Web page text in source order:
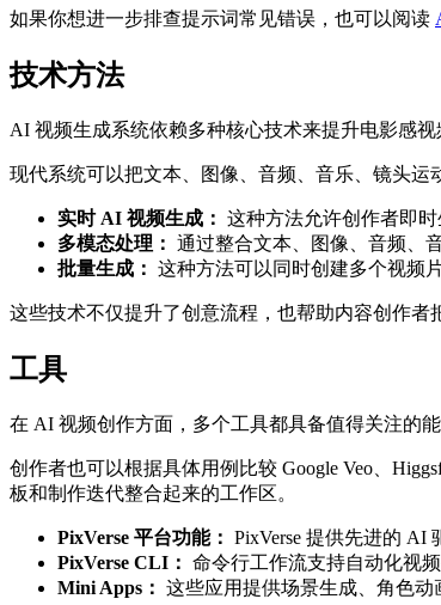
如果你想进一步排查提示词常见错误，也可以阅读
技术方法
AI 视频生成系统依赖多种核心技术来提升电影感
现代系统可以把文本、图像、音频、音乐、镜头运
实时 AI 视频生成： 这种方法允许创作者即
多模态处理： 通过整合文本、图像、音频、
批量生成： 这种方法可以同时创建多个视频
这些技术不仅提升了创意流程，也帮助内容创作者
工具
在 AI 视频创作方面，多个工具都具备值得关注的
创作者也可以根据具体用例比较 Google Veo、
板和制作迭代整合起来的工作区。
PixVerse 平台功能： PixVerse 提供先进的 AI
PixVerse CLI： 命令行工作流支持自动化视
Mini Apps： 这些应用提供场景生成、角色动